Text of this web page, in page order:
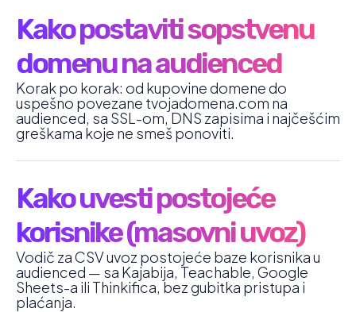
Kako postaviti sopstvenu
domenu na audienced
Korak po korak: od kupovine domene do
uspešno povezane tvojadomena.com na
audienced, sa SSL-om, DNS zapisima i najčešćim
greškama koje ne smeš ponoviti.
Kako uvesti postojeće
korisnike (masovni uvoz)
Vodič za CSV uvoz postojeće baze korisnika u
audienced — sa Kajabija, Teachable, Google
Sheets-a ili Thinkifica, bez gubitka pristupa i
plaćanja.